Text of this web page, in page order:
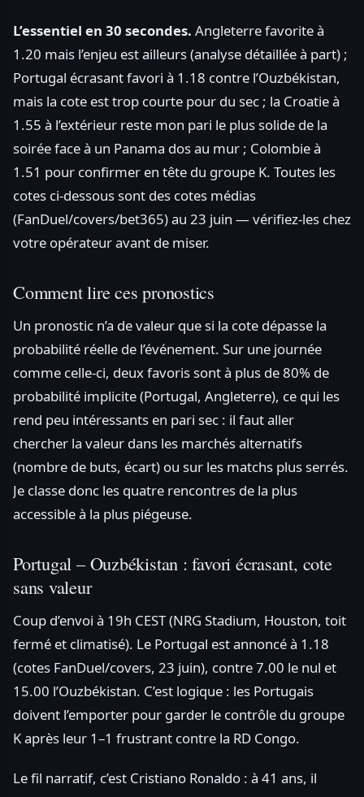
L’essentiel en 30 secondes. Angleterre favorite à
1.20 mais l’enjeu est ailleurs (analyse détaillée à part) ;
Portugal écrasant favori à 1.18 contre l’Ouzbékistan,
mais la cote est trop courte pour du sec ; la Croatie à
1.55 à l’extérieur reste mon pari le plus solide de la
soirée face à un Panama dos au mur ; Colombie à
1.51 pour confirmer en tête du groupe K. Toutes les
cotes ci-dessous sont des cotes médias
(FanDuel/covers/bet365) au 23 juin — vérifiez-les chez
votre opérateur avant de miser.
Comment lire ces pronostics
Un pronostic n’a de valeur que si la cote dépasse la
probabilité réelle de l’événement. Sur une journée
comme celle-ci, deux favoris sont à plus de 80% de
probabilité implicite (Portugal, Angleterre), ce qui les
rend peu intéressants en pari sec : il faut aller
chercher la valeur dans les marchés alternatifs
(nombre de buts, écart) ou sur les matchs plus serrés.
Je classe donc les quatre rencontres de la plus
accessible à la plus piégeuse.
Portugal – Ouzbékistan : favori écrasant, cote
sans valeur
Coup d’envoi à 19h CEST (NRG Stadium, Houston, toit
fermé et climatisé). Le Portugal est annoncé à 1.18
(cotes FanDuel/covers, 23 juin), contre 7.00 le nul et
15.00 l’Ouzbékistan. C’est logique : les Portugais
doivent l’emporter pour garder le contrôle du groupe
K après leur 1–1 frustrant contre la RD Congo.
Le fil narratif, c’est Cristiano Ronaldo : à 41 ans, il